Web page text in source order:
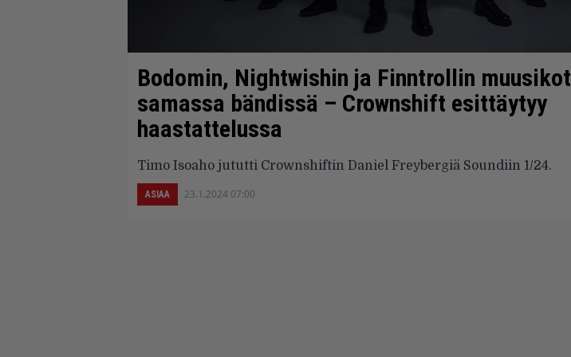
Bodomin, Nightwishin ja Finntrollin muusikot
samassa bändissä – Crownshift esittäytyy
haastattelussa
Timo Isoaho jututti Crownshiftin Daniel Freybergiä Soundiin 1/24.
ASIAA 23.1.2024 07:00